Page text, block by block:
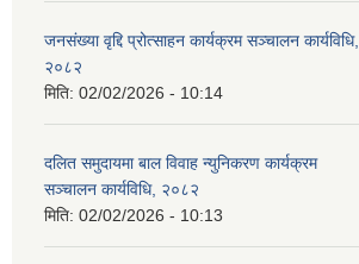
जनसंख्या वृद्दि प्रोत्साहन कार्यक्रम सञ्‍चालन कार्यविधि,
२०८२
मिति: 02/02/2026 - 10:14
दलित समुदायमा बाल विवाह न्युनिकरण कार्यक्रम
सञ्‍चालन कार्यविधि, २०८२
मिति: 02/02/2026 - 10:13